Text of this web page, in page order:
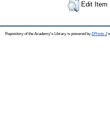
Edit Item
Repository of the Academy's Library is powered by EPrints 3